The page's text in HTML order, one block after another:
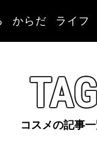
からだ ライフ
TAG
コスメの記事